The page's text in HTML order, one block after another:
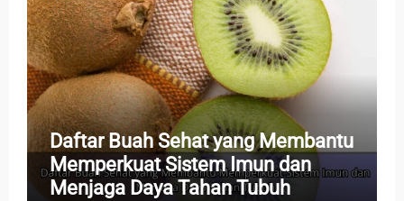
Daftar Buah Sehat yang Membantu
Memperkuat Sistem Imun dan
Menjaga Daya Tahan Tubuh